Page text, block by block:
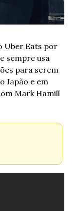
Uber Eats por
sempre usa
para serem
Japão e em
Mark Hamill